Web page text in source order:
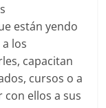
están yendo
los
capacitan
cursos o a
ellos a sus